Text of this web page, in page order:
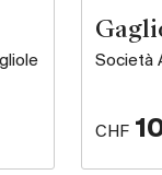
Società
CHF